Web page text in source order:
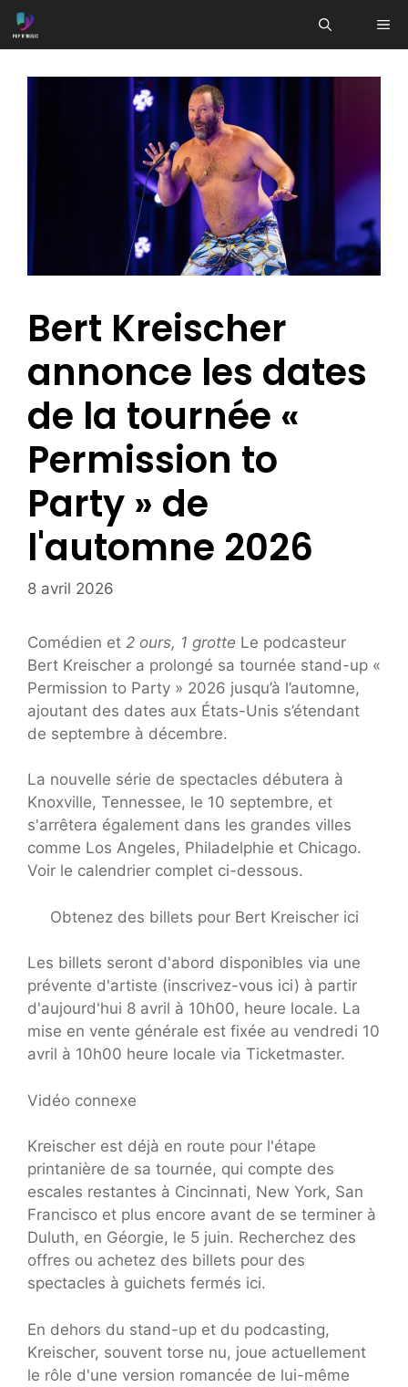
Aller
au
Bert Kreischer
annonce les dates
de la tournée «
Permission to
Party » de
l'automne 2026
8 avril 2026
Comédien et 2 ours, 1 grotte Le podcasteur
Bert Kreischer a prolongé sa tournée stand-up «
Permission to Party » 2026 jusqu’à l’automne,
ajoutant des dates aux États-Unis s’étendant
de septembre à décembre.
La nouvelle série de spectacles débutera à
Knoxville, Tennessee, le 10 septembre, et
s'arrêtera également dans les grandes villes
comme Los Angeles, Philadelphie et Chicago.
Voir le calendrier complet ci-dessous.
Obtenez des billets pour Bert Kreischer ici
Les billets seront d'abord disponibles via une
prévente d'artiste (inscrivez-vous ici) à partir
d'aujourd'hui 8 avril à 10h00, heure locale. La
mise en vente générale est fixée au vendredi 10
avril à 10h00 heure locale via Ticketmaster.
Vidéo connexe
Kreischer est déjà en route pour l'étape
printanière de sa tournée, qui compte des
escales restantes à Cincinnati, New York, San
Francisco et plus encore avant de se terminer à
Duluth, en Géorgie, le 5 juin. Recherchez des
offres ou achetez des billets pour des
spectacles à guichets fermés ici.
En dehors du stand-up et du podcasting,
Kreischer, souvent torse nu, joue actuellement
le rôle d'une version romancée de lui-même